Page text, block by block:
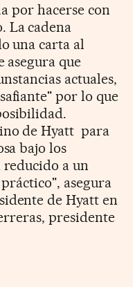
por hacerse con
La cadena
una carta al
asegura que
actuales,
por lo que
de Hyattpara
bajo los
reducido a un
asegura
de Hyatt en
presidente